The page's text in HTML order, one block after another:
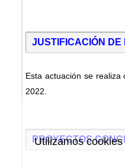
JUSTIFICACIÓN DE
Esta actuación se
2022.
PROYECTOS
Utilizamos